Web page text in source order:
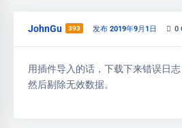
JohnGu 393 发布 2019年9月1日 0
用插件导入的话，下载下来错误日
然后剔除无效数据。